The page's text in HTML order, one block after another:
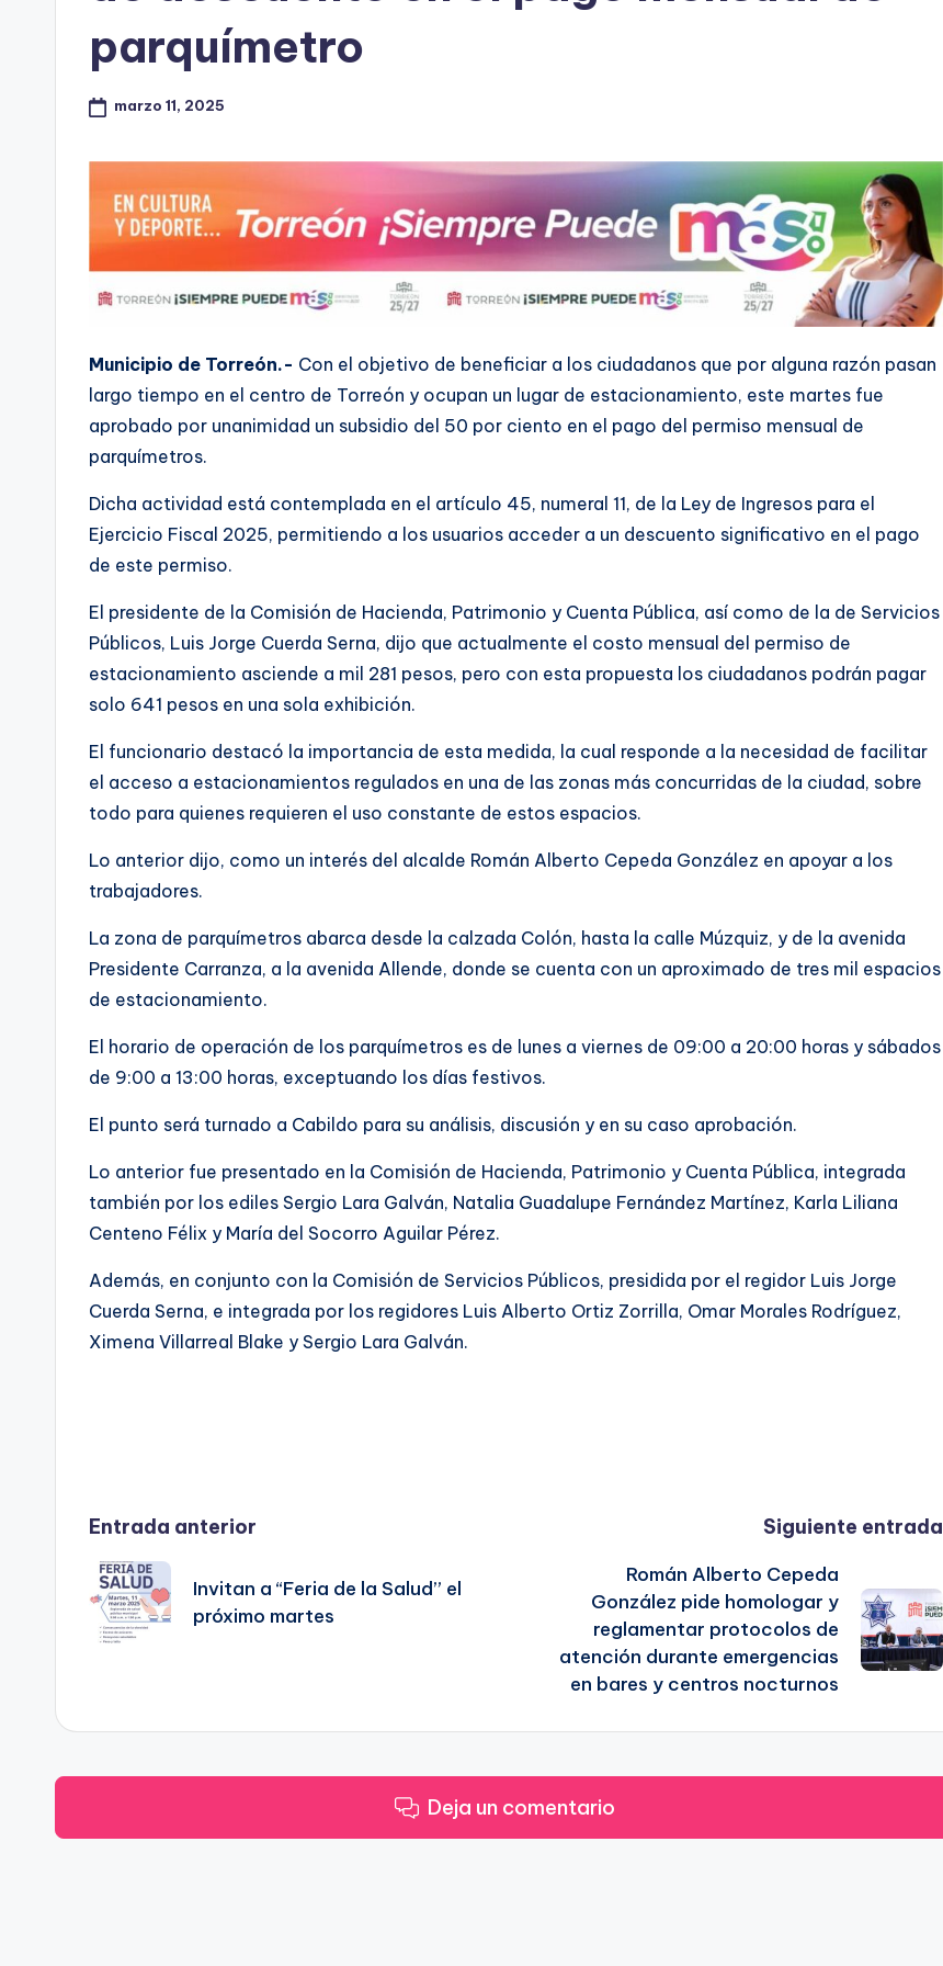
parquímetro
marzo 11, 2025
Municipio de Torreón.- Con el objetivo de beneficiar a los ciudadanos que por alguna razón pasan
largo tiempo en el centro de Torreón y ocupan un lugar de estacionamiento, este martes fue
aprobado por unanimidad un subsidio del 50 por ciento en el pago del permiso mensual de
parquímetros.
Dicha actividad está contemplada en el artículo 45, numeral 11, de la Ley de Ingresos para el
Ejercicio Fiscal 2025, permitiendo a los usuarios acceder a un descuento significativo en el pago
de este permiso.
El presidente de la Comisión de Hacienda, Patrimonio y Cuenta Pública, así como de la de Servicios
Públicos, Luis Jorge Cuerda Serna, dijo que actualmente el costo mensual del permiso de
estacionamiento asciende a mil 281 pesos, pero con esta propuesta los ciudadanos podrán pagar
solo 641 pesos en una sola exhibición.
El funcionario destacó la importancia de esta medida, la cual responde a la necesidad de facilitar
el acceso a estacionamientos regulados en una de las zonas más concurridas de la ciudad, sobre
todo para quienes requieren el uso constante de estos espacios.
Lo anterior dijo, como un interés del alcalde Román Alberto Cepeda González en apoyar a los
trabajadores.
La zona de parquímetros abarca desde la calzada Colón, hasta la calle Múzquiz, y de la avenida
Presidente Carranza, a la avenida Allende, donde se cuenta con un aproximado de tres mil espacios
de estacionamiento.
El horario de operación de los parquímetros es de lunes a viernes de 09:00 a 20:00 horas y sábados
de 9:00 a 13:00 horas, exceptuando los días festivos.
El punto será turnado a Cabildo para su análisis, discusión y en su caso aprobación.
Lo anterior fue presentado en la Comisión de Hacienda, Patrimonio y Cuenta Pública, integrada
también por los ediles Sergio Lara Galván, Natalia Guadalupe Fernández Martínez, Karla Liliana
Centeno Félix y María del Socorro Aguilar Pérez.
Además, en conjunto con la Comisión de Servicios Públicos, presidida por el regidor Luis Jorge
Cuerda Serna, e integrada por los regidores Luis Alberto Ortiz Zorrilla, Omar Morales Rodríguez,
Ximena Villarreal Blake y Sergio Lara Galván.
Navegación
de
entradas
Entrada anterior
Invitan a “Feria de la Salud” el
próximo martes
Siguiente entrada
Román Alberto Cepeda
González pide homologar y
reglamentar protocolos de
atención durante emergencias
en bares y centros nocturnos
Deja un comentario